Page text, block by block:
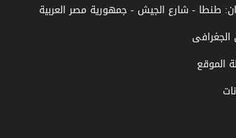
طنطا - شارع الجيش - جمهورية مصر العربية
الجغرافى
الموقع